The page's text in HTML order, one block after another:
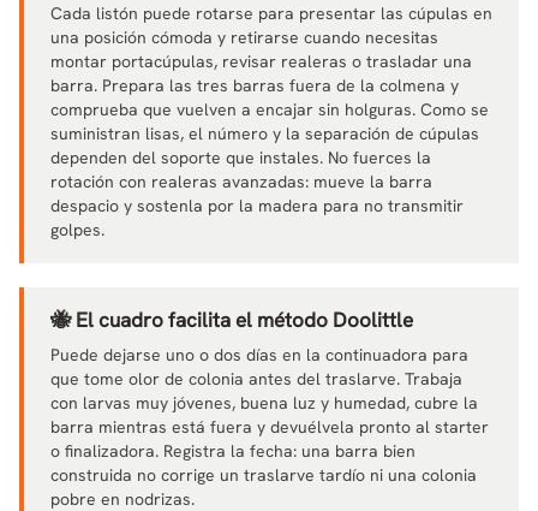
Cada listón puede rotarse para presentar las cúpulas en
una posición cómoda y retirarse cuando necesitas
montar portacúpulas, revisar realeras o trasladar una
barra. Prepara las tres barras fuera de la colmena y
comprueba que vuelven a encajar sin holguras. Como se
suministran lisas, el número y la separación de cúpulas
dependen del soporte que instales. No fuerces la
rotación con realeras avanzadas: mueve la barra
despacio y sostenla por la madera para no transmitir
golpes.
🐝 El cuadro facilita el método Doolittle
Puede dejarse uno o dos días en la continuadora para
que tome olor de colonia antes del traslarve. Trabaja
con larvas muy jóvenes, buena luz y humedad, cubre la
barra mientras está fuera y devuélvela pronto al starter
o finalizadora. Registra la fecha: una barra bien
construida no corrige un traslarve tardío ni una colonia
pobre en nodrizas.